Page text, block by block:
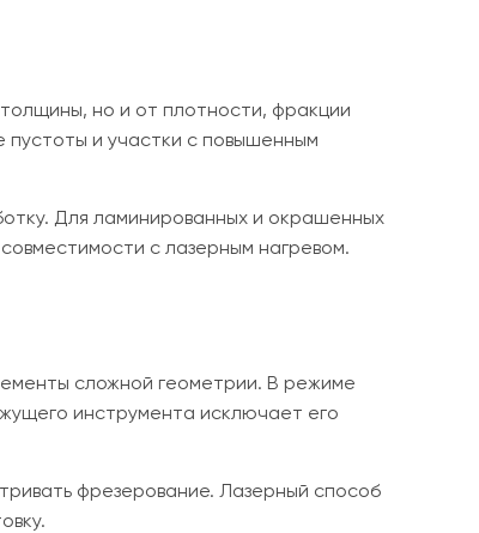
но и от плотности, фракции
и участки с повышенным
Для ламинированных и окрашенных
с лазерным нагревом.
сложной геометрии. В режиме
инструмента исключает его
фрезерование. Лазерный способ